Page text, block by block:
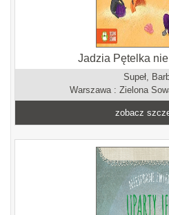
Jadzia Pętelka nie
Supeł,
Warszawa : Zielona
zobacz